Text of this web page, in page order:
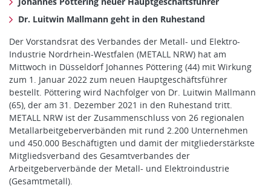
Dr. Luitwin Mallmann geht in den Ruhestand
Der Vorstandsrat des Verbandes der Metall- und Elektro-
Industrie Nordrhein-Westfalen (METALL NRW) hat am
Mittwoch in Düsseldorf Johannes Pöttering (44) mit Wirkung
zum 1. Januar 2022 zum neuen Hauptgeschäftsführer
bestellt. Pöttering wird Nachfolger von Dr. Luitwin Mallmann
(65), der am 31. Dezember 2021 in den Ruhestand tritt.
METALL NRW ist der Zusammenschluss von 26 regionalen
Metallarbeitgeberverbänden mit rund 2.200 Unternehmen
und 450.000 Beschäftigten und damit der mitgliederstärkste
Mitgliedsverband des Gesamtverbandes der
Arbeitgeberverbände der Metall- und Elektroindustrie
(Gesamtmetall).